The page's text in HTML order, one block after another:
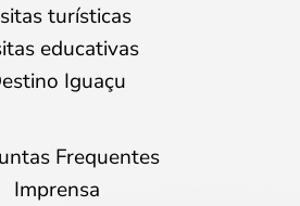
turísticas
educativas
Iguaçu
Frequentes
Imprensa